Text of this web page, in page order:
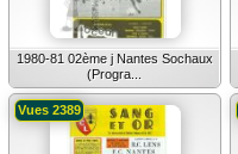
1980-81 02ème j Nantes Sochaux
(Progra...
Vues 2389